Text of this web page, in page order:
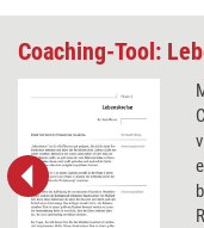
Coaching-Tool: